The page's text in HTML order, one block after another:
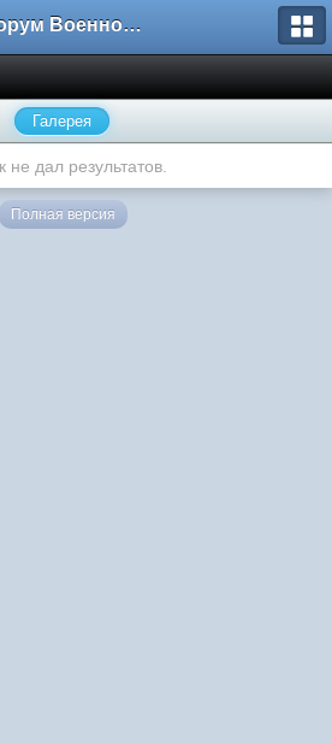
Форум Военно-Исторических Реконструкторов
Галерея
не дал результатов.
Полная версия